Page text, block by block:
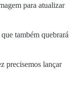
para atualizar
também quebrará
precisemos lançar